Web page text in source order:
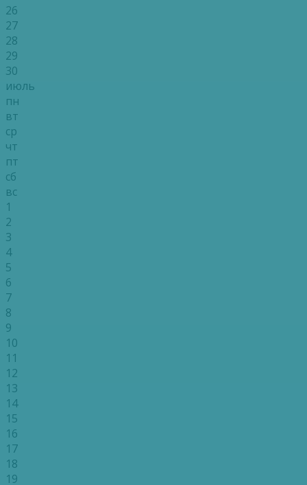
26
27
28
29
30
июль
пн
вт
ср
чт
пт
сб
вс
1
2
3
4
5
6
7
8
9
10
11
12
13
14
15
16
17
18
19